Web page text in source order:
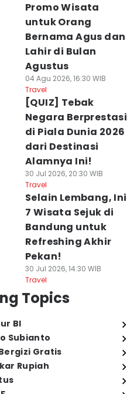
Promo Wisata
untuk Orang
Bernama Agus dan
Lahir di Bulan
Agustus
04 Agu 2026, 16:30 WIB
Travel
[QUIZ] Tebak
Negara Berprestasi
di Piala Dunia 2026
dari Destinasi
Alamnya Ini!
30 Jul 2026, 20:30 WIB
Travel
Selain Lembang, Ini
7 Wisata Sejuk di
Bandung untuk
Refreshing Akhir
Pekan!
30 Jul 2026, 14:30 WIB
Travel
Topics
BI
Subianto
Gratis
Rupiah